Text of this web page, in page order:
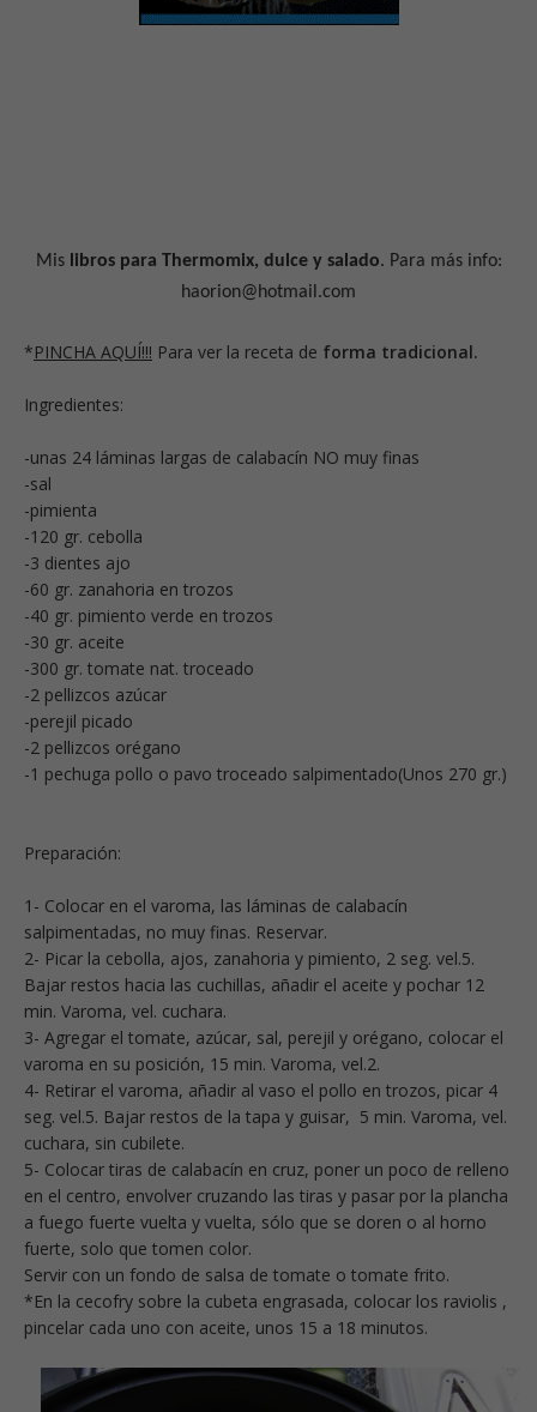
Mis libros para Thermomix, dulce y salado. Para más info:
haorion@hotmail.com
*PINCHA AQUÍ!!! Para ver la receta de forma tradicional.
Ingredientes:
-unas 24 láminas largas de calabacín NO muy finas
-sal
-pimienta
-120 gr. cebolla
-3 dientes ajo
-60 gr. zanahoria en trozos
-40 gr. pimiento verde en trozos
-30 gr. aceite
-300 gr. tomate nat. troceado
-2 pellizcos azúcar
-perejil picado
-2 pellizcos orégano
-1 pechuga pollo o pavo troceado salpimentado(Unos 270 gr.)
Preparación:
1- Colocar en el varoma, las láminas de calabacín
salpimentadas, no muy finas. Reservar.
2- Picar la cebolla, ajos, zanahoria y pimiento, 2 seg. vel.5.
Bajar restos hacia las cuchillas, añadir el aceite y pochar 12
min. Varoma, vel. cuchara.
3- Agregar el tomate, azúcar, sal, perejil y orégano, colocar el
varoma en su posición, 15 min. Varoma, vel.2.
4- Retirar el varoma, añadir al vaso el pollo en trozos, picar 4
seg. vel.5. Bajar restos de la tapa y guisar, 5 min. Varoma, vel.
cuchara, sin cubilete.
5- Colocar tiras de calabacín en cruz, poner un poco de relleno
en el centro, envolver cruzando las tiras y pasar por la plancha
a fuego fuerte vuelta y vuelta, sólo que se doren o al horno
fuerte, solo que tomen color.
Servir con un fondo de salsa de tomate o tomate frito.
*En la cecofry sobre la cubeta engrasada, colocar los raviolis ,
pincelar cada uno con aceite, unos 15 a 18 minutos.